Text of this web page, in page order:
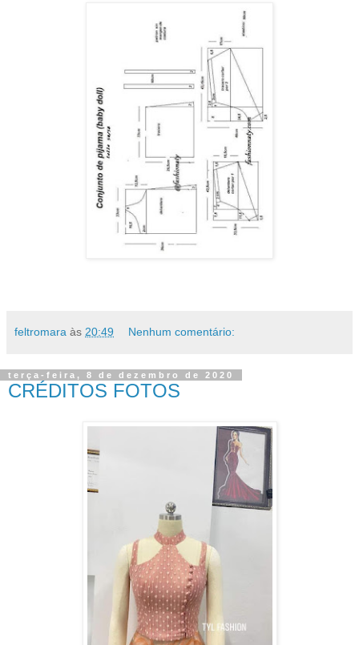
feltromara às 20:49 Nenhum comentário:
terça-feira, 8 de dezembro de 2020
CRÉDITOS FOTOS